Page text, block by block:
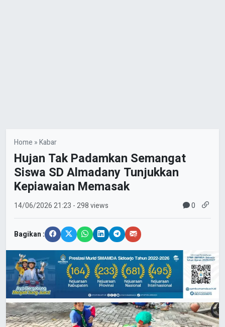
Home »Kabar
Hujan Tak Padamkan Semangat
Siswa SD Almadany Tunjukkan
Kepiawaian Memasak
14/06/202621:23 - 298 views 0
Bagikan :